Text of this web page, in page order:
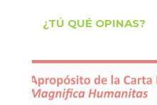
¿TÚ QUÉ OPINAS?